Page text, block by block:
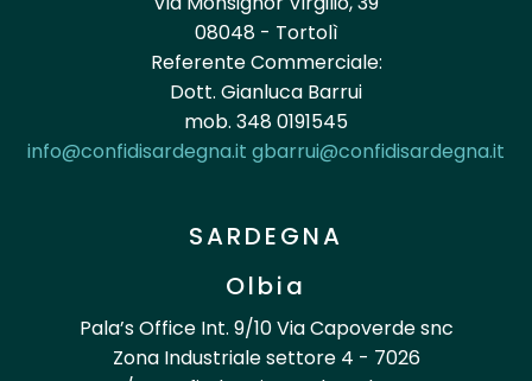
08048 - Tortolì
Referente Commerciale:
Dott. Gianluca Barrui
mob. 348 0191545
info@confidisardegna.it gbarrui@confidisardegna.it
SARDEGNA
Olbia
Pala’s Office Int. 9/10 Via Capoverde snc
Zona Industriale settore 4 - 7026